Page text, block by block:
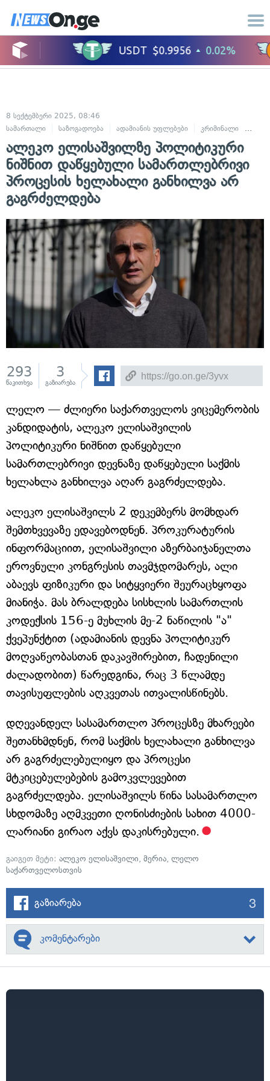
8 სექტემბერი 2025, 08:46
სამართალი
საზოგადოება ადამიანის უფლებები კრიმინალი
ალეკო ელისაშვილზე პოლიტიკური
ნიშნით დაწყებული სამართლებრივი
პროცესის ხელახალი განხილვა არ
გაგრძელდება
293
წაკითხვა
3
გაზიარება
ლელო — ძლიერი საქართველოს ვიცემერობის
კანდიდატის, ალეკო ელისაშვილის
პოლიტიკური ნიშნით დაწყებული
სამართლებრივი დევნაზე დაწყებული საქმის
ხელახლა განხილვა აღარ გაგრძელდება.
ალეკო ელისაშვილს 2 დეკემბერს მომხდარ
შემთხვევაზე ედავებოდნენ. პროკურატურის
ინფორმაციით, ელისაშვილი აზერბაიჯანელთა
ეროვნული კონგრესის თავმჯდომარეს, ალი
აბაევს ფიზიკური და სიტყვიერი შეურაცხყოფა
მიანიჭა. მას ბრალდება სისხლის სამართლის
კოდექსის 156-ე მუხლის მე-2 ნაწილის "ა"
ქვეპუნქტით (ადამიანის დევნა პოლიტიკურ
მოღვაწეობასთან დაკავშირებით, ჩადენილი
ძალადობით) წარედგინა, რაც 3 წლამდე
თავისუფლების აღკვეთას ითვალისწინებს.
დღევანდელ სასამართლო პროცესზე მხარეები
შეთანხმდნენ, რომ საქმის ხელახალი განხილვა
არ გაგრძელებულიყო და პროცესი
მტკიცებულებების გამოკვლევებით
გაგრძელდება. ელისაშვილს წინა სასამართლო
სხდომაზე აღმკვეთი ღონისძიების სახით 4000-
ლარიანი გირაო აქვს დაკისრებული.
გაიგეთ მეტი: ალეკო ელისაშვილი, მერია, ლელო
საქართველოსთვის
გაზიარება 3
კომენტარები